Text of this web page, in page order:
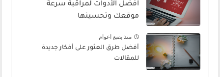
أفضل الأدوات لمراقبة سرعة
موقعك وتحسينها
منذ بضع اعوام
أفضل طرق العثور على أفكار جديدة
للمقالات